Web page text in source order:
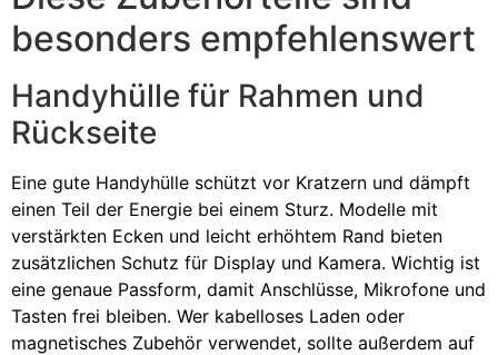
besonders empfehlenswert
Handyhülle für Rahmen und
Rückseite
Eine gute Handyhülle schützt vor Kratzern und dämpft
einen Teil der Energie bei einem Sturz. Modelle mit
verstärkten Ecken und leicht erhöhtem Rand bieten
zusätzlichen Schutz für Display und Kamera. Wichtig ist
eine genaue Passform, damit Anschlüsse, Mikrofone und
Tasten frei bleiben. Wer kabelloses Laden oder
magnetisches Zubehör verwendet, sollte außerdem auf